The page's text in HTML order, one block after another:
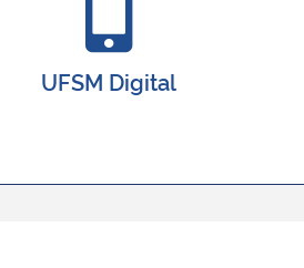
UFSM Digital